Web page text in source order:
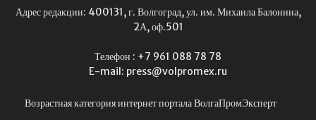
Адрес редакции: 400131, г. Волгоград, ул. им. Михаила Балонина,
2А, оф.501
Телефон : +7 961 088 78 78
E-mail: press@volpromex.ru
Возрастная категория интернет портала ВолгаПромЭксперт